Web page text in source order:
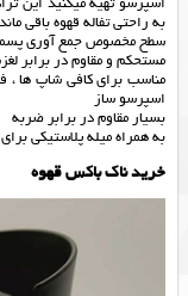
به راحتی تفاله قهوه باقی
سطح مخصوص جمع آوری
مستحکم و مقاوم در برابر
مناسب برای کافی شاپ ها ،
اسپرسو ساز
بسیار مقاوم در برابر ضربه
به همراه میله پلاستیکی
خرید ناک باکس قهوه